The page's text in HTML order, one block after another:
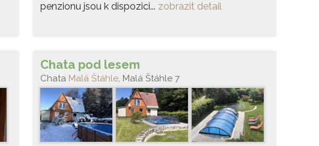
penzionu jsou k dispozici... zobrazit detail
Chata pod lesem
Chata Malá Štáhle, Malá Štáhle 7